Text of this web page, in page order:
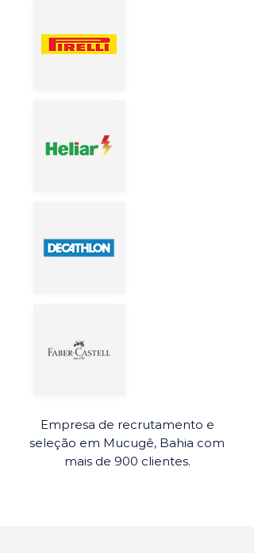
Empresa de recrutamento e
seleção em Mucugê, Bahia com
mais de 900 clientes.